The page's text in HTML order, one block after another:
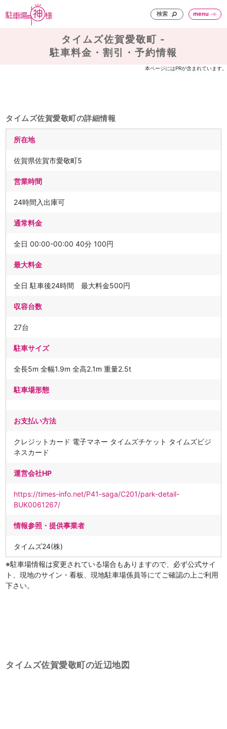
検索 menu
タイムズ佐賀愛敬町 -
駐車料金・割引・予約情報
本ページにはPRが含まれています。
タイムズ佐賀愛敬町の詳細情報
所在地
佐賀県佐賀市愛敬町5
営業時間
24時間入出庫可
通常料金
全日 00:00-00:00 40分 100円
最大料金
全日 駐車後24時間 最大料金500円
収容台数
27台
駐車サイズ
全長5m 全幅1.9m 全高2.1m 重量2.5t
駐車場形態
お支払い方法
クレジットカード 電子マネー タイムズチケット タイムズビジ
ネスカード
運営会社HP
https://times-info.net/P41-saga/C201/park-detail-
BUK0061267/
情報参照・提供事業者
タイムズ24(株)
※駐車場情報は変更されている場合もありますので、必ず公式サイ
ト、現地のサイン・看板、現地駐車場係員等にてご確認の上ご利用
下さい。
タイムズ佐賀愛敬町の近辺地図